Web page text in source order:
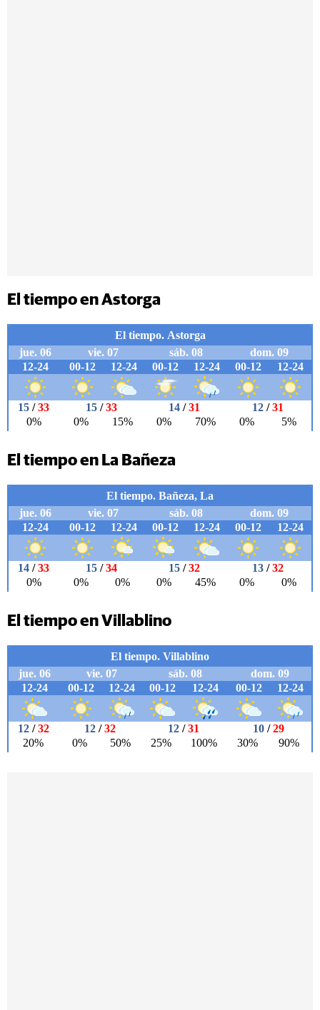
El tiempo en Astorga
El tiempo en La Bañeza
El tiempo en Villablino